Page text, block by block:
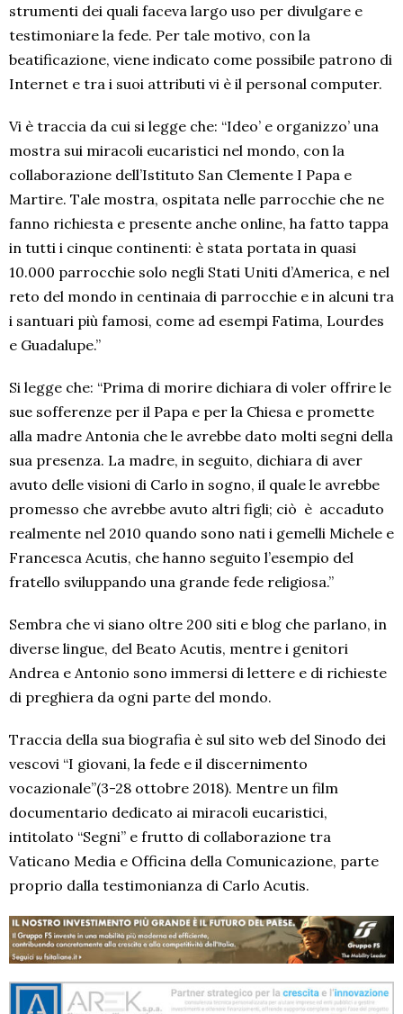
strumenti dei quali faceva largo uso per divulgare e
testimoniare la fede. Per tale motivo, con la
beatificazione, viene indicato come possibile patrono di
Internet e tra i suoi attributi vi è il personal computer.
Vi è traccia da cui si legge che: “Ideo’ e organizzo’ una
mostra sui miracoli eucaristici nel mondo, con la
collaborazione dell’Istituto San Clemente I Papa e
Martire. Tale mostra, ospitata nelle parrocchie che ne
fanno richiesta e presente anche online, ha fatto tappa
in tutti i cinque continenti: è stata portata in quasi
10.000 parrocchie solo negli Stati Uniti d’America, e nel
reto del mondo in centinaia di parrocchie e in alcuni tra
i santuari più famosi, come ad esempi Fatima, Lourdes
e Guadalupe.”
Si legge che: “Prima di morire dichiara di voler offrire le
sue sofferenze per il Papa e per la Chiesa e promette
alla madre Antonia che le avrebbe dato molti segni della
sua presenza. La madre, in seguito, dichiara di aver
avuto delle visioni di Carlo in sogno, il quale le avrebbe
promesso che avrebbe avuto altri figli; ciò è accaduto
realmente nel 2010 quando sono nati i gemelli Michele e
Francesca Acutis, che hanno seguito l’esempio del
fratello sviluppando una grande fede religiosa.”
Sembra che vi siano oltre 200 siti e blog che parlano, in
diverse lingue, del Beato Acutis, mentre i genitori
Andrea e Antonio sono immersi di lettere e di richieste
di preghiera da ogni parte del mondo.
Traccia della sua biografia è sul sito web del Sinodo dei
vescovi “I giovani, la fede e il discernimento
vocazionale”(3-28 ottobre 2018). Mentre un film
documentario dedicato ai miracoli eucaristici,
intitolato “Segni” e frutto di collaborazione tra
Vaticano Media e Officina della Comunicazione, parte
proprio dalla testimonianza di Carlo Acutis.